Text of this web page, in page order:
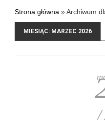
Strona główna »Archiwum
MIESIĄC: MARZEC 2026
/